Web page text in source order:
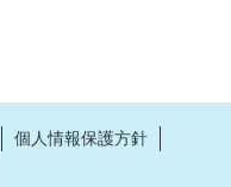
個人情報保護方針